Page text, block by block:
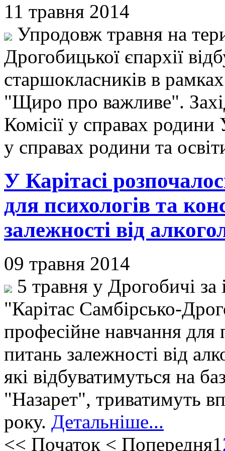
11 травня 2014
Упродовж травня на
Дрогобицької єпархії
старшокласників в
"Щиро про важливе".
Комісії у справах
у справах родини та
У Карітасі
для психологів та
залежності від
09 травня 2014
5 травня у Дрогобичі за
"Карітас Самбірсько-
професійне навчання для
питань залежності від
які відбуватимуться на
"Назарет", триватимуть
року. Детальніше...
<< Початок < Попередня1